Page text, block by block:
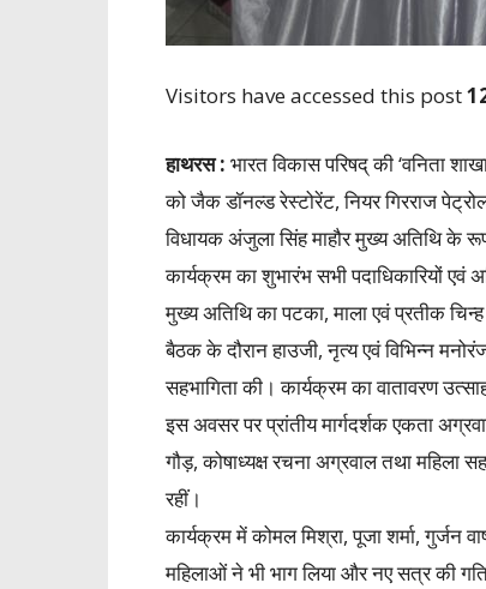
Visitors have accessed this post
हाथरस : भारत विकास परिषद् की ‘वनिता
को जैक डॉनल्ड रेस्टोरेंट, नियर गिरराज
विधायक अंजुला सिंह माहौर मुख्य अतिथि के
कार्यक्रम का शुभारंभ सभी पदाधिकारियों एवं
मुख्य अतिथि का पटका, माला एवं प्रतीक
बैठक के दौरान हाउजी, नृत्य एवं विभिन्न
सहभागिता की। कार्यक्रम का वातावरण
इस अवसर पर प्रांतीय मार्गदर्शक एकता
गौड़, कोषाध्यक्ष रचना अग्रवाल तथा महिला
रहीं।
कार्यक्रम में कोमल मिश्रा, पूजा शर्मा, गुर्जन
महिलाओं ने भी भाग लिया और नए सत्र की